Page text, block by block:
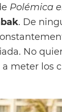
Polémica
. De
No
meter los